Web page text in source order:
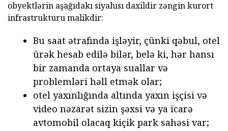
obyektlərin aşağıdakı siyahısı daxildir zəngin kurort
infrastrukturu malikdir:
Bu saat ətrafında işləyir, çünki qəbul, otel
ürək hesab edilə bilər, belə ki, hər hansı
bir zamanda ortaya suallar və
problemləri həll etmək olar;
otel yaxınlığında altında yaxın işçisi və
video nəzarət sizin şəxsi və ya icarə
avtomobil olacaq kiçik park sahəsi var;